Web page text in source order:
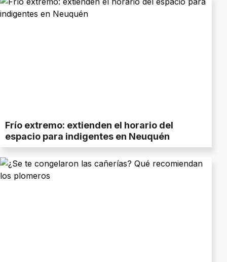
Frío extremo: extienden el horario del
espacio para indigentes en Neuquén